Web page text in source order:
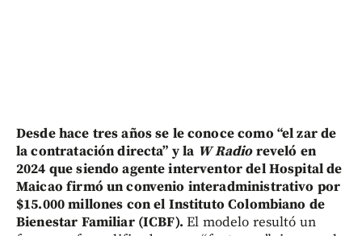
Desde hace tres años se le conoce como “el zar de
la contratación directa” y la W Radioreveló en
2024 que siendo agente interventor del Hospital de
Maicao firmó un convenio interadministrativo por
$15.000 millones con el Instituto Colombiano de
Bienestar Familiar (ICBF). El modelo resultó un